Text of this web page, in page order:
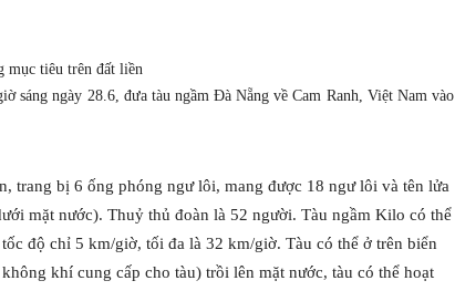
mục tiêu trên đất liền
sáng ngày 28.6, đưa tàu ngầm Đà Nẵng về Cam Ranh, Việt Nam vào
trang bị 6 ống phóng ngư lôi, mang được 18 ngư lôi và tên lửa
mặt nước). Thuỷ thủ đoàn là 52 người. Tàu ngầm Kilo có thể
độ chỉ 5 km/giờ, tối đa là 32 km/giờ. Tàu có thể ở trên biển
khí cung cấp cho tàu) trồi lên mặt nước, tàu có thể hoạt